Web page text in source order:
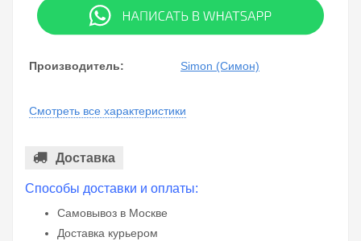
Производитель: Simon (Симон)
Смотреть все характеристики
Доставка
Способы доставки и оплаты:
Самовывоз в Москве
Доставка курьером